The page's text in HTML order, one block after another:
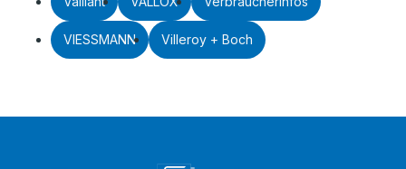
VIESSMANN Villeroy + Boch